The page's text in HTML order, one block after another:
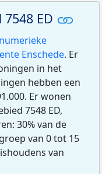
ED
numerieke
Enschede. Er
in het
hebben een
Er wonen
7548 ED,
30% van de
van 0 tot 15
van